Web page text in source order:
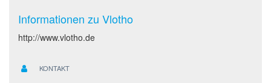
Informationen zu Vlotho
http://www.vlotho.de
KONTAKT